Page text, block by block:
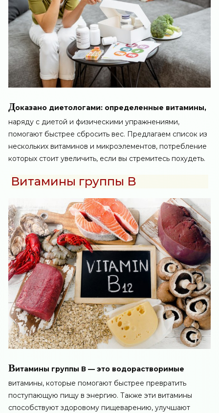
Доказано диетологами: определенные витамины,
наряду с диетой и физическими упражнениями,
помогают быстрее сбросить вес. Предлагаем список из
нескольких витаминов и микроэлементов, потребление
которых стоит увеличить, если вы стремитесь похудеть.
Витамины группы B
Витамины группы В — это водорастворимые
витамины, которые помогают быстрее превратить
поступающую пищу в энергию. Также эти витамины
способствуют здоровому пищеварению, улучшают